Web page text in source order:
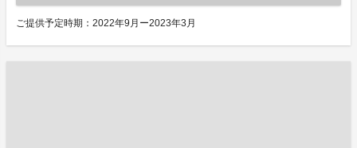
ご提供予定時期：2022年9月ー2023年3月